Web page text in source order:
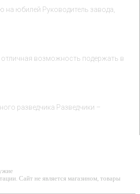
на юбилей Руководитель завода,
возможность подержать в
разведчика Разведчики –
Сайт не является магазином, товары